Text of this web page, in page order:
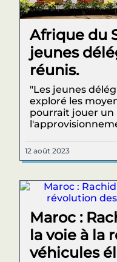
Afrique du
jeunes
réunis.
"Les jeunes
exploré les
pourrait jouer
12 août 2023
Maroc :
la voie à la
véhicules